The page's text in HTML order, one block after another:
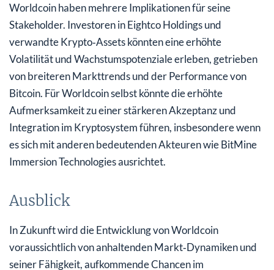
Worldcoin haben mehrere Implikationen für seine
Stakeholder. Investoren in Eightco Holdings und
verwandte Krypto‑Assets könnten eine erhöhte
Volatilität und Wachstumspotenziale erleben, getrieben
von breiteren Markttrends und der Performance von
Bitcoin. Für Worldcoin selbst könnte die erhöhte
Aufmerksamkeit zu einer stärkeren Akzeptanz und
Integration im Kryptosystem führen, insbesondere wenn
es sich mit anderen bedeutenden Akteuren wie BitMine
Immersion Technologies ausrichtet.
Ausblick
In Zukunft wird die Entwicklung von Worldcoin
voraussichtlich von anhaltenden Markt‑Dynamiken und
seiner Fähigkeit, aufkommende Chancen im